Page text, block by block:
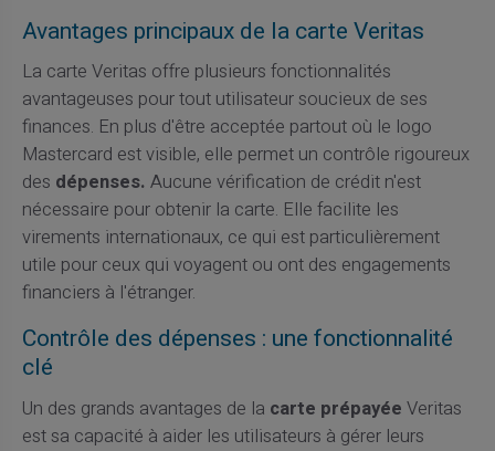
Avantages principaux de la carte Veritas
La carte Veritas offre plusieurs fonctionnalités
avantageuses pour tout utilisateur soucieux de ses
finances. En plus d'être acceptée partout où le logo
Mastercard est visible, elle permet un contrôle rigoureux
des dépenses. Aucune vérification de crédit n'est
nécessaire pour obtenir la carte. Elle facilite les
virements internationaux, ce qui est particulièrement
utile pour ceux qui voyagent ou ont des engagements
financiers à l'étranger.
Contrôle des dépenses : une fonctionnalité
clé
Un des grands avantages de la carte prépayée Veritas
est sa capacité à aider les utilisateurs à gérer leurs